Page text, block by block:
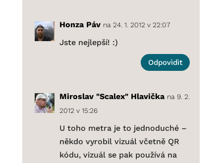
Honza Páv na 24. 1. 2012 v 22:07
Jste nejlepší! :)
Odpovìdìt
Miroslav "Scalex" Hlavička na 9. 2.
2012 v 15:26
U toho metra je to jednoduché –
někdo vyrobil vizuál včetně QR
kódu, vizuál se pak používá na